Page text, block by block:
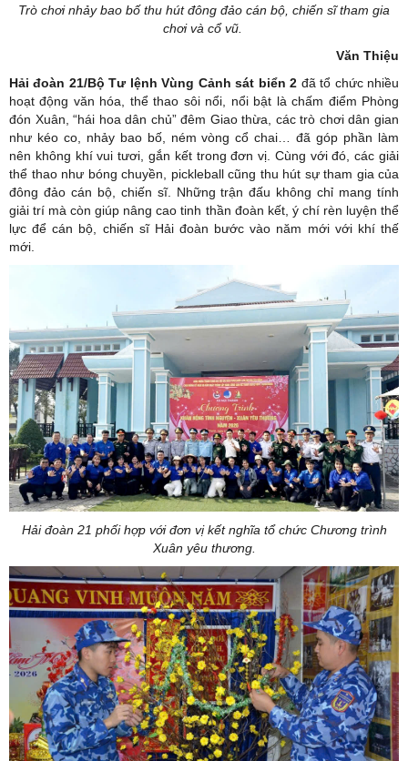
Trò chơi nhảy bao bố thu hút đông đảo cán bộ, chiến sĩ tham gia
chơi và cổ vũ.
Văn Thiệu
Hải đoàn 21/Bộ Tư lệnhVùng Cảnh sát biển 2 đã tổ chức nhiều
hoạt động văn hóa, thể thao sôi nổi, nổi bật là chấm điểm Phòng
đón Xuân, “hái hoa dân chủ” đêm Giao thừa, các trò chơi dân gian
như kéo co, nhảy bao bố, ném vòng cổ chai… đã góp phần làm
nên không khí vui tươi, gắn kết trong đơn vị. Cùng với đó, các giải
thể thao như bóng chuyền, pickleball cũng thu hút sự tham gia của
đông đảo cán bộ, chiến sĩ. Những trận đấu không chỉ mang tính
giải trí mà còn giúp nâng cao tinh thần đoàn kết, ý chí rèn luyện thể
lực để cán bộ, chiến sĩ Hải đoàn bước vào năm mới với khí thế
mới.
Hải đoàn 21 phối hợp với đơn vị kết nghĩa tổ chức Chương trình
Xuân yêu thương.